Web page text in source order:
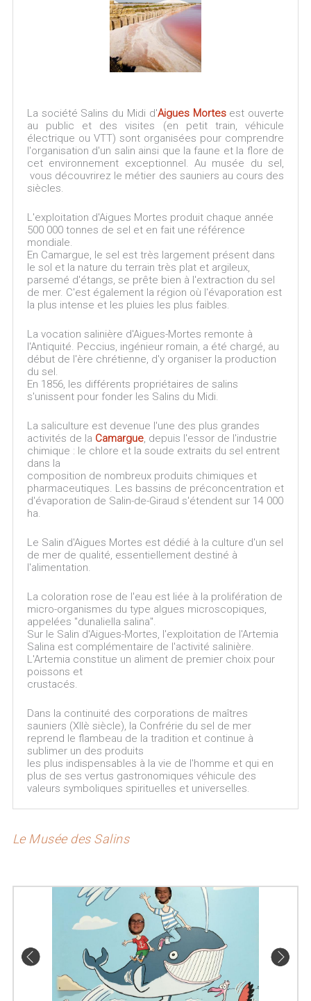
La société Salins du Midi d'Aigues Mortesest ouverte
au public et des visites (en petit train, véhicule
électrique ou VTT) sont organisées pour comprendre
l'organisation d'un salin ainsi que la faune et la flore de
cet environnement exceptionnel. Au musée du sel,
vous découvrirez le métier des sauniers au cours des
siècles.
L'exploitation d'Aigues Mortes produit chaque année
500 000 tonnes de sel et en fait une référence
mondiale.
En Camargue, le sel est très largement présent dans
le sol et la nature du terrain très plat et argileux,
parsemé d'étangs, se prête bien à l'extraction du sel
de mer. C'est également la région où l'évaporation est
la plus intense et les pluies les plus faibles.
La vocation salinière d'Aigues-Mortes remonte à
l'Antiquité. Peccius, ingénieur romain, a été chargé, au
début de l'ère chrétienne, d'y organiser la production
du sel.
En 1856, les différents propriétaires de salins
s'unissent pour fonder les Salins du Midi.
La saliculture est devenue l'une des plus grandes
activités de la Camargue, depuis l'essor de l'industrie
chimique : le chlore et la soude extraits du sel entrent
dans la
composition de nombreux produits chimiques et
pharmaceutiques. Les bassins de préconcentration et
d'évaporation de Salin-de-Giraud s'étendent sur 14 000
ha.
Le Salin d'Aigues Mortes est dédié à la culture d'un sel
de mer de qualité, essentiellement destiné à
l'alimentation.
La coloration rose de l'eau est liée à la prolifération de
micro-organismes du type algues microscopiques,
appelées "dunaliella salina".
Sur le Salin d'Aigues-Mortes, l'exploitation de l'Artemia
Salina est complémentaire de l'activité salinière.
L'Artemia constitue un aliment de premier choix pour
poissons et
crustacés.
Dans la continuité des corporations de maîtres
sauniers (XIIè siècle), la Confrérie du sel de mer
reprend le flambeau de la tradition et continue à
sublimer un des produits
les plus indispensables à la vie de l'homme et qui en
plus de ses vertus gastronomiques véhicule des
valeurs symboliques spirituelles et universelles.
Le Musée des Salins